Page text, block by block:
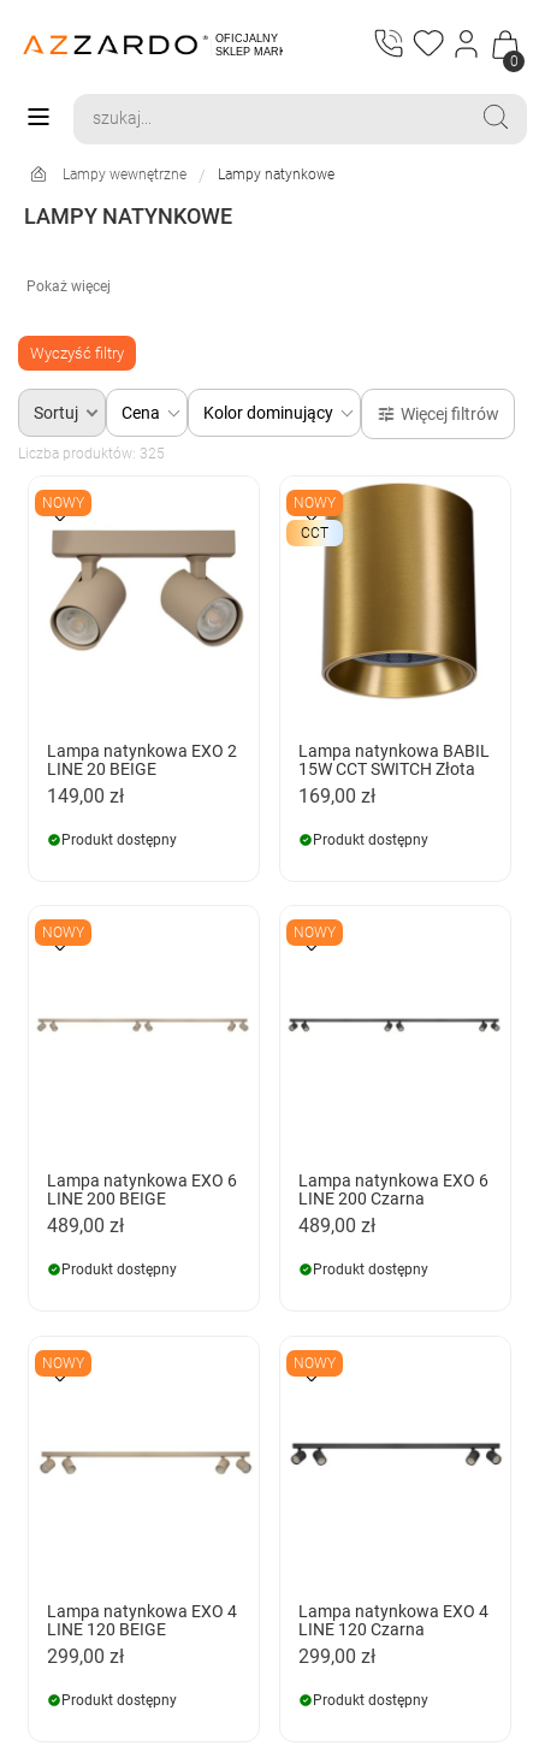
0
Lampy wewnętrzne Lampy natynkowe
LAMPY NATYNKOWE
Wyczyść filtry
Sortuj Cena Kolor dominujący Więcej filtrów
Liczba produktów: 325
NOWY
Lampa natynkowa EXO 2
LINE 20 BEIGE
149,00 zł
Produkt dostępny
NOWY
CCT
Lampa natynkowa BABIL
15W CCT SWITCH Złota
169,00 zł
Produkt dostępny
NOWY
Lampa natynkowa EXO 6
LINE 200 BEIGE
489,00 zł
Produkt dostępny
NOWY
Lampa natynkowa EXO 6
LINE 200 Czarna
489,00 zł
Produkt dostępny
NOWY
Lampa natynkowa EXO 4
LINE 120 BEIGE
299,00 zł
Produkt dostępny
NOWY
Lampa natynkowa EXO 4
LINE 120 Czarna
299,00 zł
Produkt dostępny